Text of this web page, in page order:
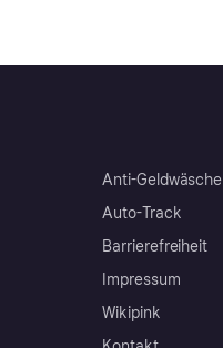
Anti-Geldwäsche
Auto-Track
Barrierefreiheit
Impressum
Wikipink